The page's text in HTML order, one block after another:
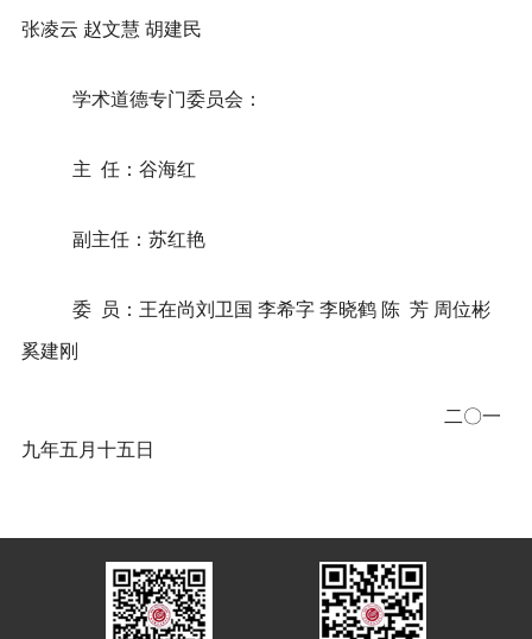
张凌云 赵文慧 胡建民
学术道德专门委员会：
主 任：谷海红
副主任：苏红艳
委 员：王在尚刘卫国 李希字 李晓鹤 陈 芳 周位彬
奚建刚
二〇一
九年五月十五日